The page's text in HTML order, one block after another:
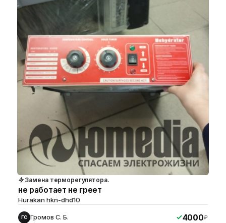
Замена терморегулятора.
не работает не греет
Hurakan hkn-dhd10
ГС Громов С. Б. 4000₽